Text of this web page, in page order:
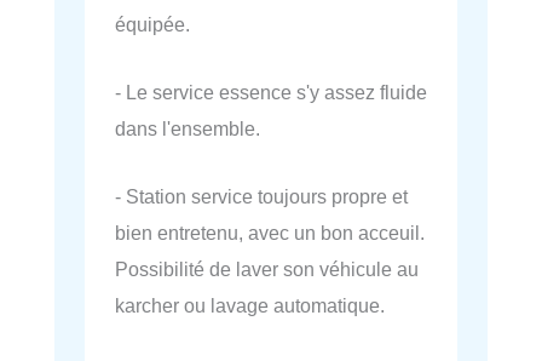
équipée.
- Le service essence s'y assez fluide
dans l'ensemble.
- Station service toujours propre et
bien entretenu, avec un bon acceuil.
Possibilité de laver son véhicule au
karcher ou lavage automatique.